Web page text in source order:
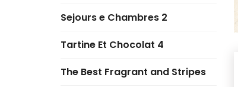
Sejours e Chambres 2
Tartine Et Chocolat 4
The Best Fragrant and Stripes